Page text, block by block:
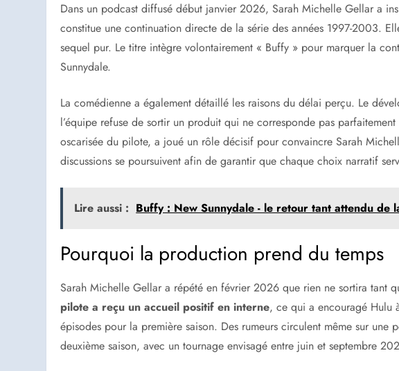
Dans un podcast diffusé début janvier 2026, Sarah Michelle Gellar a
constitue une continuation directe de la série des années 1997-2003.
sequel pur. Le titre intègre volontairement « Buffy » pour marquer la
Sunnydale.
La comédienne a également détaillé les raisons du délai perçu. Le
l’équipe refuse de sortir un produit qui ne corresponde pas
oscarisée du pilote, a joué un rôle décisif pour convaincre Sarah
discussions se poursuivent afin de garantir que chaque choix narratif
Lire aussi : Buffy : New Sunnydale - le retour tant attendu de
Pourquoi la production prend du temps
Sarah Michelle Gellar a répété en février 2026 que rien ne sortira tant
pilote a reçu un accueil positif en interne, ce qui a encouragé Hulu
épisodes pour la première saison. Des rumeurs circulent même sur
deuxième saison, avec un tournage envisagé entre juin et septembre